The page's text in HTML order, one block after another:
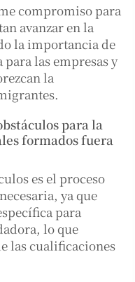
compromiso para
avanzar en la
la importancia de
las empresas y
la
para la
formados fuera
es el proceso
ya que
para
lo que
las cualificaciones